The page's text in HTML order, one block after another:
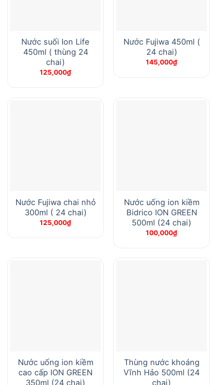
Nước suối Ion Life
450ml ( thùng 24
chai)
125,000₫
Nước Fujiwa 450ml (
24 chai)
145,000₫
Nước Fujiwa chai nhỏ
300ml ( 24 chai)
125,000₫
Nước uống ion kiềm
Bidrico ION GREEN
500ml (24 chai)
100,000₫
Nước uống ion kiềm
cao cấp ION GREEN
350ml (24 chai)
Thùng nước khoáng
Vĩnh Hảo 500ml (24
chai)